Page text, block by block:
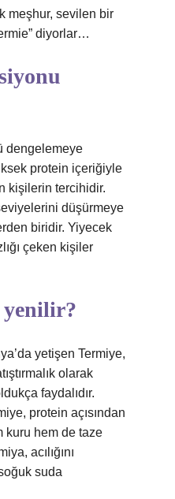
meşhur, sevilen bir
diyorlar…
dengelemeye
protein içeriğiyle
kişilerin tercihidir.
düşürmeye
biridir. Yiyecek
çeken kişiler
yenilir?
yetişen Termiye,
olarak
faydalıdır.
protein açısından
kuru hem de taze
acılığını
suda